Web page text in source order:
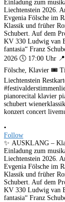
•
Follow
✨ AUSKLANG –
Einladung zum
Liechtenstein 2026.
Evgenia Fölsche im
Klassik und früher
Schubert. Auf dem
KV 330 Ludwig van
fantasia“ Franz